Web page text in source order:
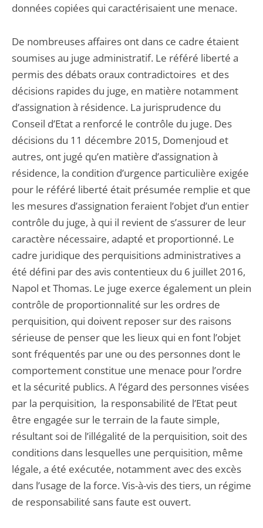
données copiées qui caractérisaient une menace.
De nombreuses affaires ont dans ce cadre étaient
soumises au juge administratif. Le référé liberté a
permis des débats oraux contradictoires et des
décisions rapides du juge, en matière notamment
d’assignation à résidence. La jurisprudence du
Conseil d’Etat a renforcé le contrôle du juge. Des
décisions du 11 décembre 2015, Domenjoud et
autres, ont jugé qu’en matière d’assignation à
résidence, la condition d’urgence particulière exigée
pour le référé liberté était présumée remplie et que
les mesures d’assignation feraient l’objet d’un entier
contrôle du juge, à qui il revient de s’assurer de leur
caractère nécessaire, adapté et proportionné. Le
cadre juridique des perquisitions administratives a
été défini par des avis contentieux du 6 juillet 2016,
Napol et Thomas. Le juge exerce également un plein
contrôle de proportionnalité sur les ordres de
perquisition, qui doivent reposer sur des raisons
sérieuse de penser que les lieux qui en font l’objet
sont fréquentés par une ou des personnes dont le
comportement constitue une menace pour l’ordre
et la sécurité publics. A l’égard des personnes visées
par la perquisition, la responsabilité de l’Etat peut
être engagée sur le terrain de la faute simple,
résultant soi de l’illégalité de la perquisition, soit des
conditions dans lesquelles une perquisition, même
légale, a été exécutée, notamment avec des excès
dans l’usage de la force. Vis-à-vis des tiers, un régime
de responsabilité sans faute est ouvert.